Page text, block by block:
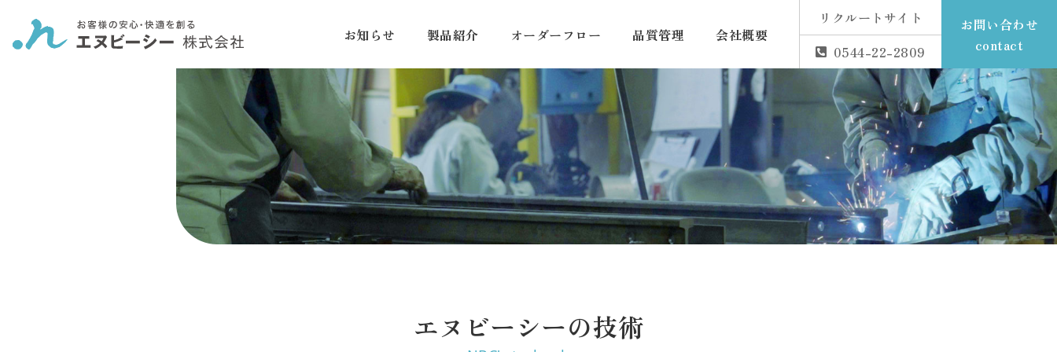
お知らせ 製品紹介 オーダーフロー 品質管理 会社概要
リクルートサイト
0544-22-2809
お問い合わせ
contact
エヌビーシーの技術